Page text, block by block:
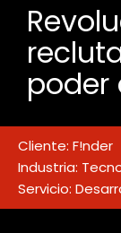
poder
Cliente: F!nder
Industria:
Servicio: